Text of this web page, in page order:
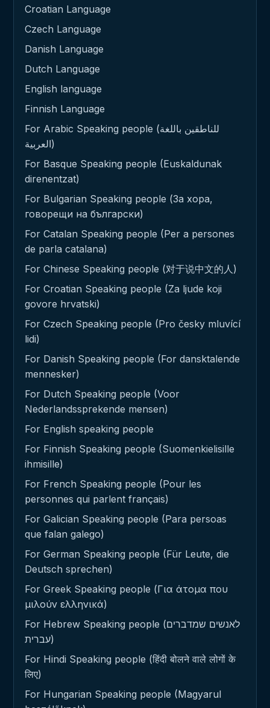
Croatian Language
Czech Language
Danish Language
Dutch Language
English language
Finnish Language
For Arabic Speaking people (للناطقين باللغة
العربية)
For Basque Speaking people (Euskaldunak
direnentzat)
For Bulgarian Speaking people (За хора,
говорещи на български)
For Catalan Speaking people (Per a persones
de parla catalana)
For Chinese Speaking people (对于说中文的人)
For Croatian Speaking people (Za ljude koji
govore hrvatski)
For Czech Speaking people (Pro česky mluvící
lidi)
For Danish Speaking people (For dansktalende
mennesker)
For Dutch Speaking people (Voor
Nederlandssprekende mensen)
For English speaking people
For Finnish Speaking people (Suomenkielisille
ihmisille)
For French Speaking people (Pour les
personnes qui parlent français)
For Galician Speaking people (Para persoas
que falan galego)
For German Speaking people (Für Leute, die
Deutsch sprechen)
For Greek Speaking people (Για άτομα που
μιλούν ελληνικά)
For Hebrew Speaking people (לאנשים שמדברים
עברית)
For Hindi Speaking people (हिंदी बोलने वाले लोगों के
लिए)
For Hungarian Speaking people (Magyarul